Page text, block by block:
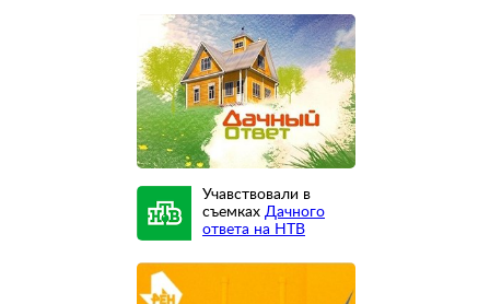
Учавствовали в
съемках Дачного
ответа на НТВ